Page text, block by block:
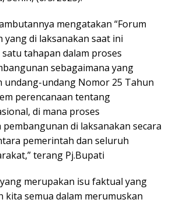
mengatakan “Forum
yang di laksanakan saat ini
tahapan dalam proses
sebagaimana yang
undang-undang Nomor 25 Tahun
perencanaan tentang
di mana proses
di laksanakan secara
pemerintah dan seluruh
terang Pj.Bupati
merupakan isu faktual yang
kita semua dalam merumuskan